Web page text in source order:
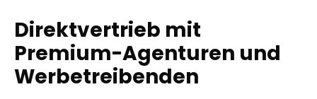
Direktvertrieb mit
Premium-Agenturen und
Werbetreibenden